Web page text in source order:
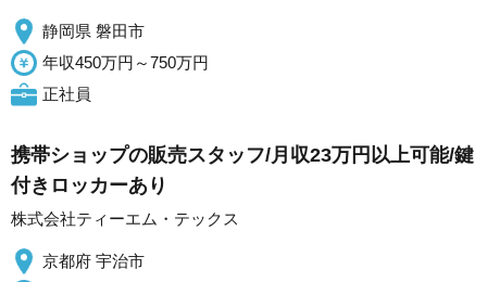
静岡県 磐田市
年収450万円～750万円
正社員
携帯ショップの販売スタッフ/月収23万円以上可能/鍵
付きロッカーあり
株式会社ティーエム・テックス
京都府 宇治市